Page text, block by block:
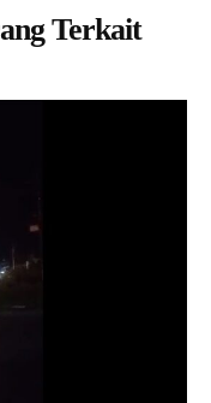
Terkait